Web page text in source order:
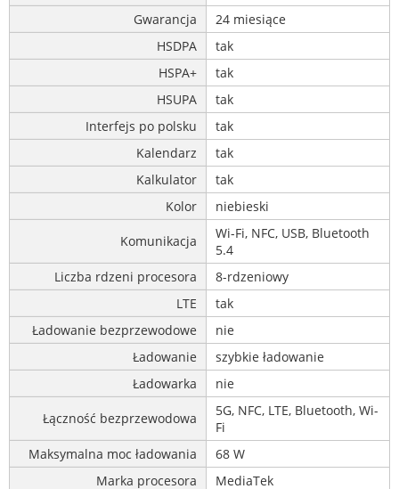
Gwarancja
24 miesiące
HSDPA
tak
HSPA+
tak
HSUPA
tak
Interfejs po polsku
tak
Kalendarz
tak
Kalkulator
tak
Kolor
niebieski
Komunikacja
Wi-Fi, NFC, USB, Bluetooth
5.4
Liczba rdzeni procesora
8-rdzeniowy
LTE
tak
Ładowanie bezprzewodowe
nie
Ładowanie
szybkie ładowanie
Ładowarka
nie
Łączność bezprzewodowa
5G, NFC, LTE, Bluetooth, Wi-
Fi
Maksymalna moc ładowania
68 W
Marka procesora
MediaTek